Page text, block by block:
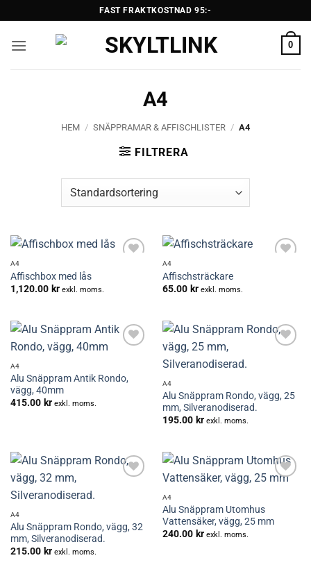
to
content
FAST FRAKTKOSTNAD 95:-
0
A4
HEM / SNÄPPRAMAR & AFFISCHLISTER / A4
FILTRERA
A4
Affischbox med lås
1,120.00 kr exkl. moms.
A4
Affischsträckare
65.00 kr exkl. moms.
A4
Alu Snäppram Antik Rondo,
vägg, 40mm
415.00 kr exkl. moms.
A4
Alu Snäppram Rondo, vägg, 25
mm, Silveranodiserad.
195.00 kr exkl. moms.
A4
Alu Snäppram Rondo, vägg, 32
mm, Silveranodiserad.
215.00 kr exkl. moms.
A4
Alu Snäppram Utomhus
Vattensäker, vägg, 25 mm
240.00 kr exkl. moms.